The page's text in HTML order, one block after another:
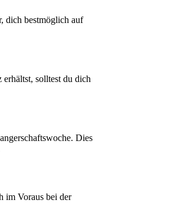
dich bestmöglich auf
solltest du dich
Dies
im Voraus bei der